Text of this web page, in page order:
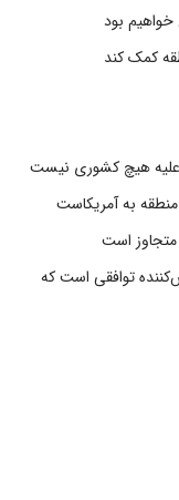
بود
کمک کند
علیه هیچ کشوری نیست
به آمریکاست
متجاوز است
توافقی است که